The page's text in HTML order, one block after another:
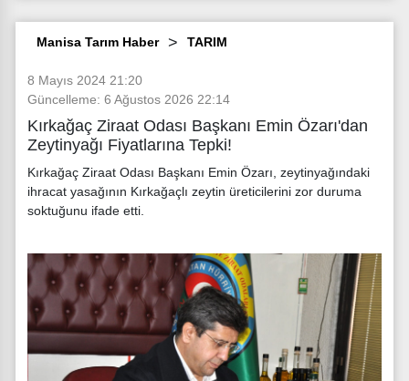
Manisa Tarım Haber TARIM
8 Mayıs 2024 21:20
Güncelleme: 6 Ağustos 2026 22:14
Kırkağaç Ziraat Odası Başkanı Emin Özarı'dan
Zeytinyağı Fiyatlarına Tepki!
Kırkağaç Ziraat Odası Başkanı Emin Özarı, zeytinyağındaki
ihracat yasağının Kırkağaçlı zeytin üreticilerini zor duruma
soktuğunu ifade etti.